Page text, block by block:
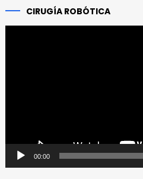
CIRUGÍA ROBÓTICA
00:00